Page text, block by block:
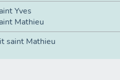
Yves
Mathieu
saint Mathieu